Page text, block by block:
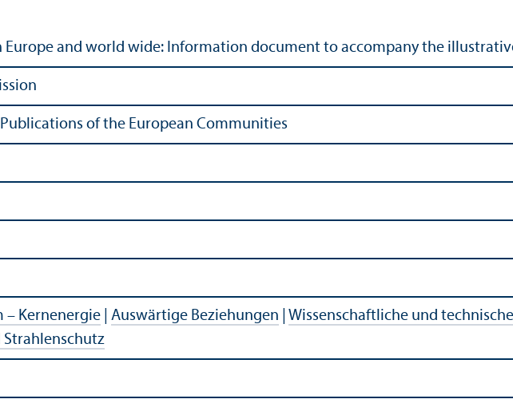
Europe and world wide: Information document to accompany the
of the European Communities
– Kernenergie Auswärtige Beziehungen Wissenschaft­liche und